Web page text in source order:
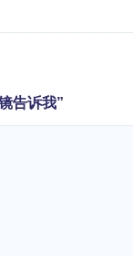
告诉我”